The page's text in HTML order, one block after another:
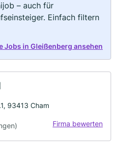
– auch für
Einfach filtern
Jobs in Gleißenberg ansehen
93413 Cham
Firma bewerten